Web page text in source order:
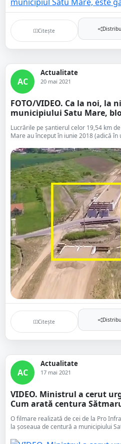
Citește
AC
Actualitate
20 mai 2021
FOTO/VIDEO. Ca la noi, la
municipiului Satu Mare,
Lucrările pe șantierul celor 19,54 km
Mare au început în iunie 2018 (adică
Citește
AC
Actualitate
17 mai 2021
VIDEO. Ministrul a cerut
Cum arată centura
O filmare realizată de cei de la Pro
la șoseaua de centură a municipiului